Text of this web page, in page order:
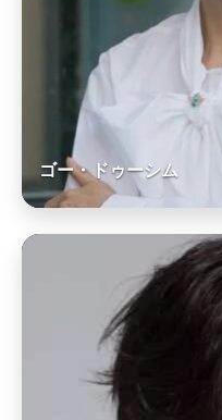
ゴー・ドゥーシム